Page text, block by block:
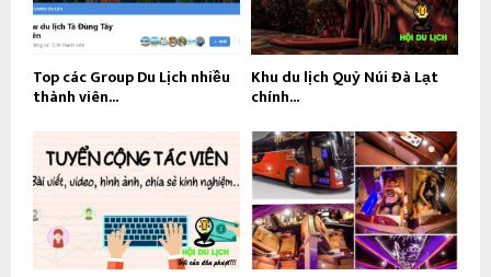
Top các Group Du Lịch nhiều
thành viên...
Khu du lịch Quỷ Núi Đà Lạt
chính...